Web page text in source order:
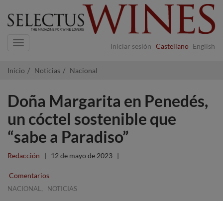
Iniciar sesión Castellano English
Navigation
Inicio Noticias Nacional
Doña Margarita en Penedés,
un cóctel sostenible que
“sabe a Paradiso”
Redacción | 12 de mayo de 2023 |
Comentarios
NACIONAL , NOTICIAS